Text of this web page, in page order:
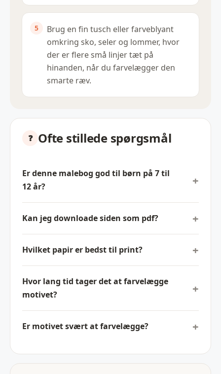
Brug en fin tusch eller farveblyant
omkring sko, seler og lommer, hvor
der er flere små linjer tæt på
hinanden, når du farvelægger den
smarte ræv.
Ofte stillede spørgsmål
Er denne malebog god til børn på 7 til
12 år?
Kan jeg downloade siden som pdf?
Hvilket papir er bedst til print?
Hvor lang tid tager det at farvelægge
motivet?
Er motivet svært at farvelægge?